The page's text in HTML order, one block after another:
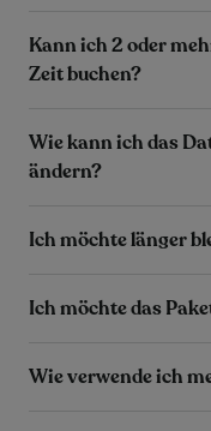
Kann ich 2 oder
Zeit buchen?
Wie kann ich das
ändern?
Ich möchte länger
Ich möchte das
Wie verwende ich